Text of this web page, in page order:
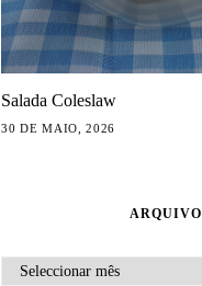
Salada Coleslaw
30 DE MAIO, 2026
ARQUIVO
ARQUIVO